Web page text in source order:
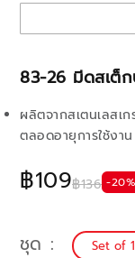
83-26 มีดสเต็
฿109฿136 -20%
ผลิตจากสเตนเลสเ
ตลอดอายุการใช้งาน
ชุด Set of 1